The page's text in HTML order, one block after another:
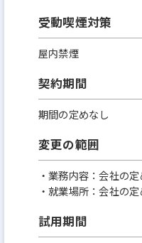
受動喫煙対策
屋内禁煙
契約期間
期間の定めなし
変更の範囲
・業務内容：会社の
・就業場所：会社の
試用期間